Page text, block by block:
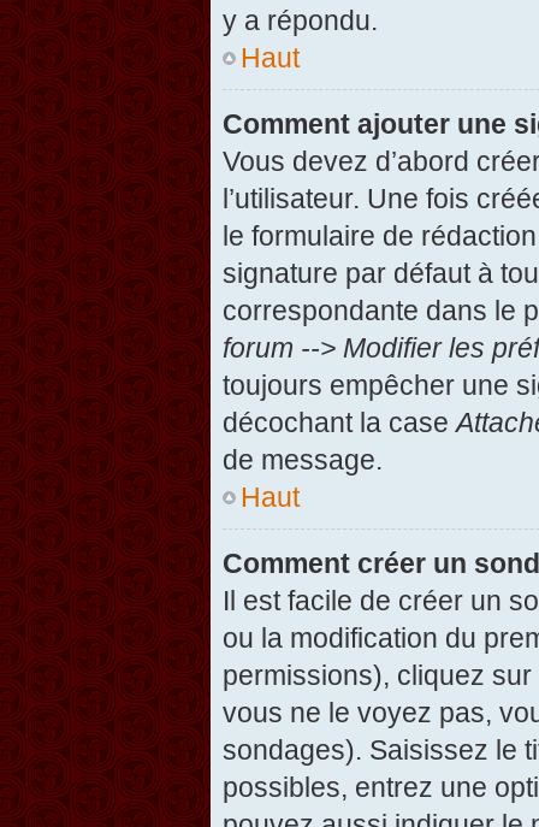
y a répondu.
Haut
Comment ajouter une
Vous devez d’abord
l’utilisateur. Une fois
le formulaire de
signature par défaut à
correspondante dans le
forum --> Modifier les
toujours empêcher une
décochant la case
de message.
Haut
Comment créer un
Il est facile de créer un
ou la modification du
permissions), cliquez sur
vous ne le voyez pas,
sondages). Saisissez le
possibles, entrez une